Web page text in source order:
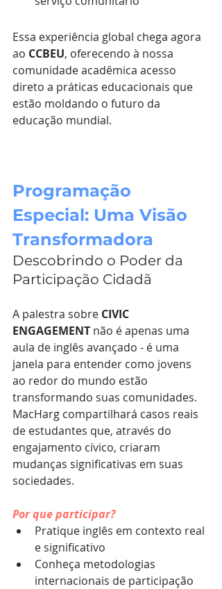
Essa experiência global chega agora
ao CCBEU, oferecendo à nossa
comunidade acadêmica acesso
direto a práticas educacionais que
estão moldando o futuro da
educação mundial.
Programação
Especial: Uma Visão
Transformadora
Descobrindo o Poder da
Participação Cidadã
A palestra sobre CIVIC
ENGAGEMENT não é apenas uma
aula de inglês avançado - é uma
janela para entender como jovens
ao redor do mundo estão
transformando suas comunidades.
MacHarg compartilhará casos reais
de estudantes que, através do
engajamento cívico, criaram
mudanças significativas em suas
sociedades.
Por que participar?
Pratique inglês em contexto real
e significativo
Conheça metodologias
internacionais de participação